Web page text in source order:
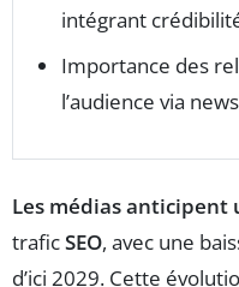
intégrant
Importance des
l’audience via
Les médias anticipent
traficSEO, avec une
d’ici 2029. Cette